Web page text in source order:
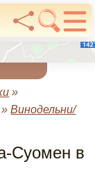
»
»Винодельни/
Суомен в